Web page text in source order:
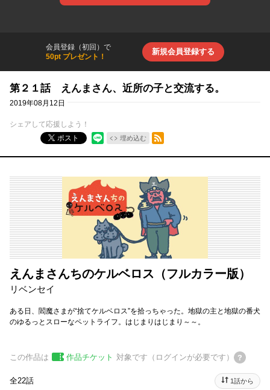
会員登録（初回）で
50pt プレゼント！
新規会員登録する
第２１話 えんまさん、近所の子と交流する。
2019年08月12日
シェアして応援しよう！
ポスト
埋め込む
RSSフィード
えんまさんちのケルベロス（フルカラー版）
リベンセイ
ある日、閻魔さまが“捨てケルベロス”を拾っちゃった。地獄の主と地獄の番犬
のゆるっとスローなペットライフ。はじまりはじまり～～。
この作品は 作品チケット 対象です（ログインが必要です）
全22話 1話から